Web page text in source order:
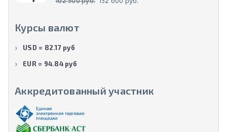
Курсы валют
USD = 82.17 руб
EUR = 94.84 руб
Аккредитованный участник